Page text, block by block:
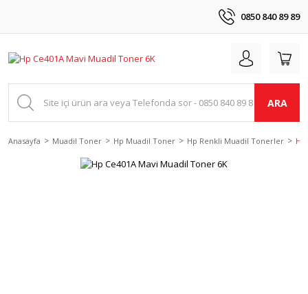
0850 840 89 89
ARA
Anasayfa Muadil Toner Hp Muadil Toner Hp Renkli Muadil Tonerler